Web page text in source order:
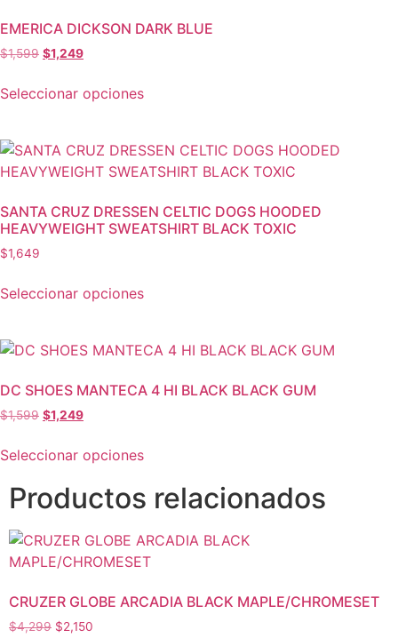
EMERICA DICKSON DARK BLUE
$1,599 $1,249
Seleccionar opciones
SANTA CRUZ DRESSEN CELTIC DOGS HOODED
HEAVYWEIGHT SWEATSHIRT BLACK TOXIC
$1,649
Seleccionar opciones
DC SHOES MANTECA 4 HI BLACK BLACK GUM
$1,599 $1,249
Seleccionar opciones
Productos relacionados
CRUZER GLOBE ARCADIA BLACK MAPLE/CHROMESET
$4,299 $2,150